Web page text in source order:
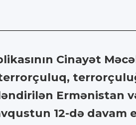
Cinayət
Ermənistan
12-də davam